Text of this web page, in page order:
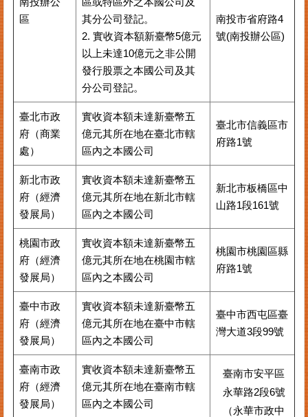
區
其分公司登記。
2. 實收資本額新臺幣5億元
以上未達10億元之非公開
發行股票之本國公司及其
分公司登記。
南投市省府路4
號(南投辦公區)
臺北市政
府（商業
處）
實收資本額未達新臺幣五
億元其所在地在臺北市轄
區內之本國公司
臺北市信義區市
府路1號
新北市政
府（經濟
發展局）
實收資本額未達新臺幣五
億元其所在地在新北市轄
區內之本國公司
新北市板橋區中
山路1段161號
桃園市政
府（經濟
發展局）
實收資本額未達新臺幣五
億元其所在地在桃園市轄
區內之本國公司
桃園市桃園區縣
府路1號
臺中市政
府（經濟
發展局）
實收資本額未達新臺幣五
億元其所在地在臺中市轄
區內之本國公司
臺中市西屯區臺
灣大道3段99號
臺南市政
府（經濟
發展局）
實收資本額未達新臺幣五
億元其所在地在臺南市轄
區內之本國公司
臺南市安平區
永華路2段6號
（永華市政中